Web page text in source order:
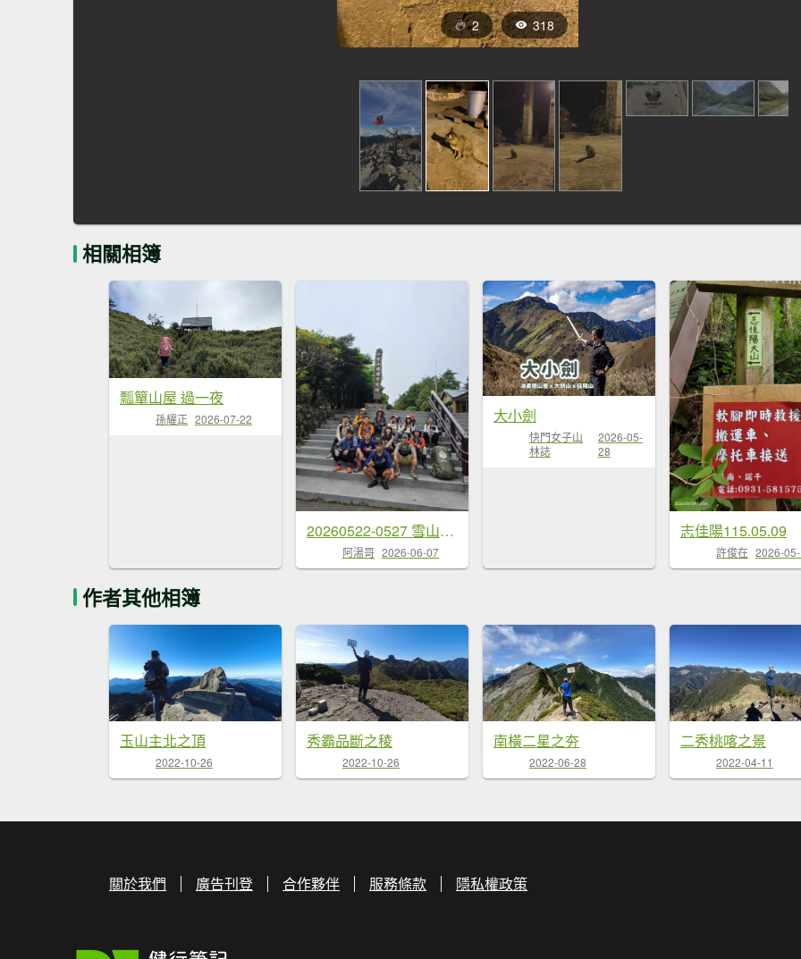
2 318
相關相簿
瓢簞山屋 過一夜
孫耀正 2026-07-22
20260522-0527 雪山西稜逆行
阿湯哥 2026-06-07
大小劍
快門女子山
林誌
2026-05-
28
志佳陽115.05.09
許俊在 2026-
作者其他相簿
玉山主北之頂
2022-10-26
秀霸品斷之稜
2022-10-26
南橫二星之夯
2022-06-28
二秀桃喀之景
2022-04-11
關於我們 廣告刊登 合作夥伴 服務條款 隱私權政策